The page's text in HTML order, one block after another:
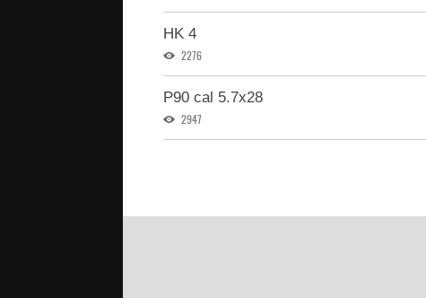
HK 4
2276
P90 cal 5.7x28
2947